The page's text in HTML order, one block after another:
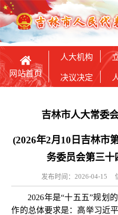
网站首页
人大机构
决议决定
吉林市人大常委
(2026年2月10日吉林市
务委员会第三十
发布时间：2026-04-15
2026年是“十五五”规划
作的总体要求是：高举习近